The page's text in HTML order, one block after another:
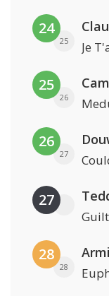
24
25 Je
25
26
26
27
27
28
28